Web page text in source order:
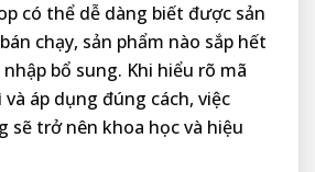
có thể dễ dàng biết được sản
chạy, sản phẩm nào sắp hết
bổ sung. Khi hiểu rõ mã
và áp dụng đúng cách, việc
sẽ trở nên khoa học và hiệu